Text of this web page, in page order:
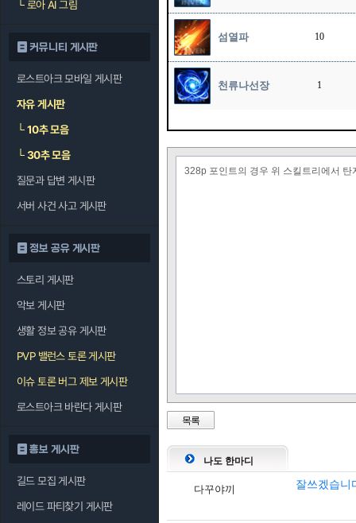
└로아 AI 그림
커뮤니티 게시판
로스트아크 모바일 게시판
자유 게시판
└10추 모음
└30추 모음
질문과 답변 게시판
서버 사건 사고 게시판
정보 공유 게시판
스토리 게시판
악보 게시판
생활 정보 공유 게시판
PVP 밸런스 토론 게시판
이슈 토론 버그 제보 게시판
로스트아크 바란다 게시판
홍보 게시판
길드 모집 게시판
레이드 파티찾기 게시판
섬열파 10
천류나선장 1
328p 포인트의 경우 위 스킬트리에서 탄
목록
나도 한마디
다꾸야끼 잘쓰겠습니